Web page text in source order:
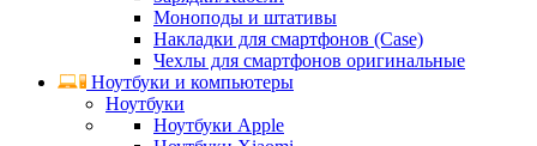
Моноподы и штативы
Накладки для смартфонов (Case)
Чехлы для смартфонов оригинальные
Ноутбуки и компьютеры
Ноутбуки
Ноутбуки Apple